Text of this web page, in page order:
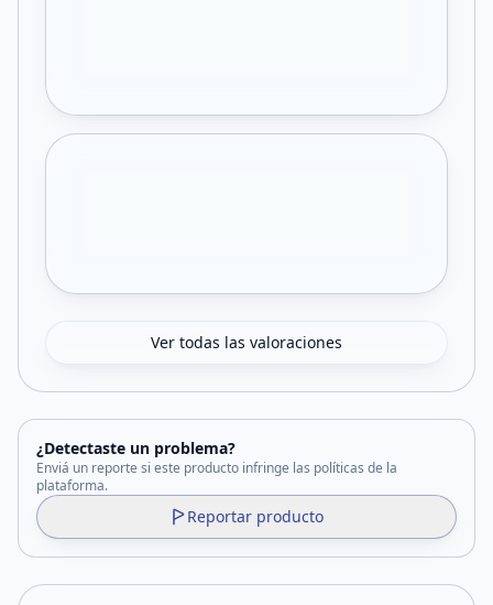
Ver todas las valoraciones
¿Detectaste un problema?
Enviá un reporte si este producto infringe las políticas de la
plataforma.
Reportar producto